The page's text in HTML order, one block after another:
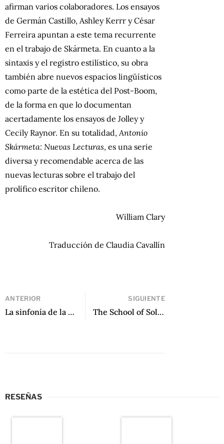
afirman varios colaboradores. Los ensayos
de Germán Castillo, Ashley Kerrr y César
Ferreira apuntan a este tema recurrente
en el trabajo de Skármeta. En cuanto a la
sintaxis y el registro estilístico, su obra
también abre nuevos espacios lingüísticos
como parte de la estética del Post-Boom,
de la forma en que lo documentan
acertadamente los ensayos de Jolley y
Cecily Raynor. En su totalidad, Antonio
Skármeta: Nuevas Lecturas, es una serie
diversa y recomendable acerca de las
nuevas lecturas sobre el trabajo del
prolífico escritor chileno.
William Clary
Traducción de Claudia Cavallín
ANTERIOR
La sinfonía de la destrucción de Pedro Novoa
SIGUIENTE
The School of Solitude y Gran Jefe un Lado del Cielo de Luis Hernández
RESEÑAS